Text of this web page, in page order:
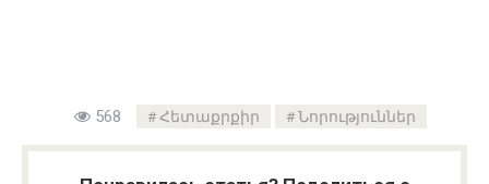
568 Հետաքրքիր Նորություններ